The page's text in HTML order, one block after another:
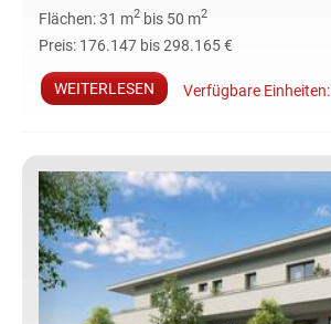
Flächen:31 m2 bis 50 m2
Preis: 176.147 bis 298.165 €
WEITERLESEN Verfügbare Einheiten: